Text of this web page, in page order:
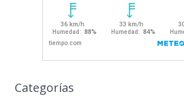
Categorías